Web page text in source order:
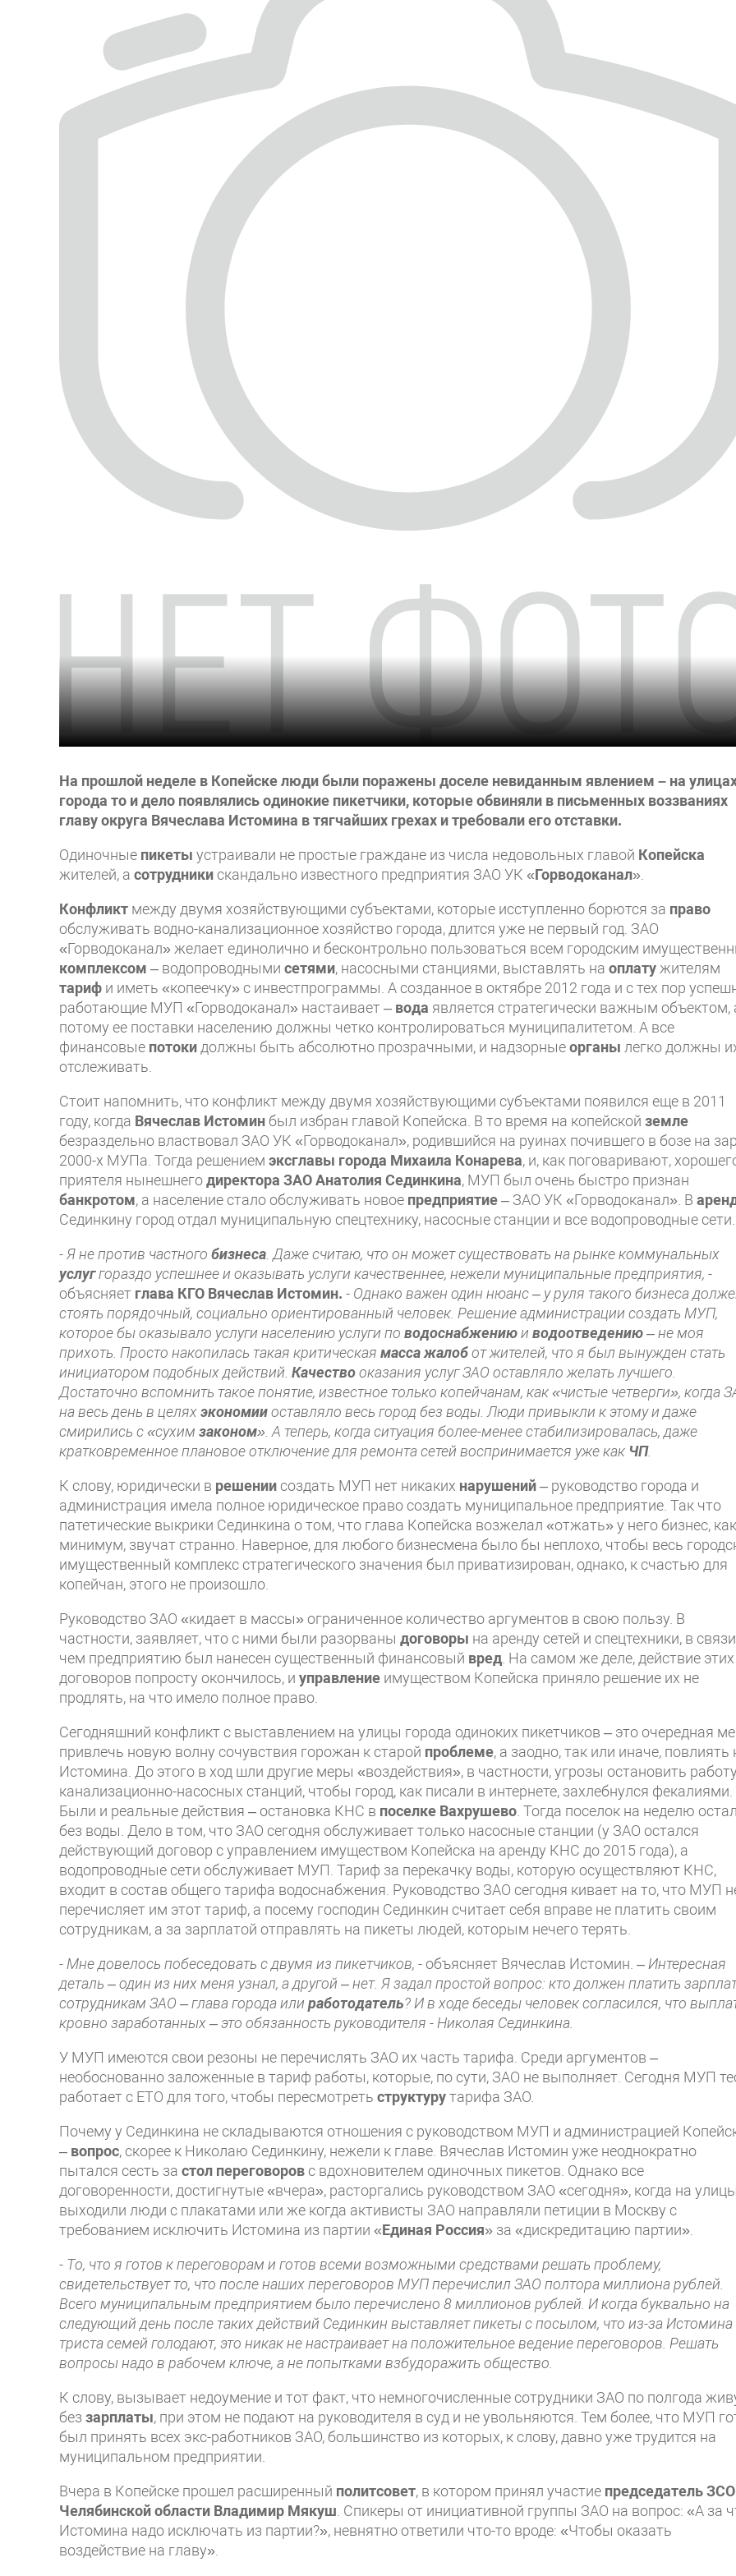
На прошлой неделе в Копейске люди были поражены доселе невиданным явлением – на
города то и дело появлялись одинокие пикетчики, которые обвиняли в письменных воззваниях
главу округа Вячеслава Истомина в тягчайших грехах и требовали его отставки.
Одиночные пикеты устраивали не простые граждане из числа недовольных главой Копейска
жителей, а сотрудники скандально известного предприятия ЗАО УК «Горводоканал».
Конфликт между двумя хозяйствующими субъектами, которые исступленно борются за право
обслуживать водно-канализационное хозяйство города, длится уже не первый год. ЗАО
«Горводоканал» желает единолично и бесконтрольно пользоваться всем городским
комплексом – водопроводными сетями, насосными станциями, выставлять на оплатужителям
тариф и иметь «копеечку» с инвестпрограммы. А созданное в октябре 2012 года и с тех пор
работающие МУП «Горводоканал» настаивает – вода является стратегически важным объектом,
потому ее поставки населению должны четко контролироваться муниципалитетом. А все
финансовые потокидолжны быть абсолютно прозрачными, и надзорныеорганы легко должны
отслеживать.
Стоит напомнить, что конфликт между двумя хозяйствующими субъектами появился еще в 2011
году, когда Вячеслав Истомин был избран главой Копейска. В то время на копейской земле
безраздельно властвовал ЗАО УК «Горводоканал», родившийся на руинах почившего в бозе на
2000-х МУПа. Тогда решением эксглавы города Михаила Конарева, и, как поговаривают,
приятеля нынешнегодиректора ЗАО Анатолия Сединкина, МУП был очень быстро признан
банкротом, а население стало обслуживать новое предприятие– ЗАО УК «Горводоканал». В
Сединкину город отдал муниципальную спецтехнику, насосные станции и все водопроводные сети.
- Я не против частного бизнеса. Даже считаю, что он может существовать на рынке коммунальных
услуггораздо успешнее и оказывать услуги качественнее, нежели муниципальные предприятия, -
объясняет глава КГО Вячеслав Истомин. - Однако важен один нюанс – у руля такого бизнеса
стоять порядочный, социально ориентированный человек. Решение администрации создать МУП,
которое бы оказывало услуги населению услуги по водоснабжениюи водоотведению– не моя
прихоть. Просто накопилась такая критическая масса жалобот жителей, что я был вынужден стать
инициатором подобных действий. Качествооказания услуг ЗАО оставляло желать лучшего.
Достаточно вспомнить такое понятие, известное только копейчанам, как «чистые четверги», когда
на весь день в целяхэкономииоставляло весь город без воды. Люди привыкли к этому и даже
смирились с «сухим законом». А теперь, когда ситуация более-менее стабилизировалась, даже
кратковременное плановое отключение для ремонта сетей воспринимается уже как ЧП.
К слову, юридически в решении создать МУП нет никаких нарушений– руководство города и
администрация имела полное юридическое право создать муниципальное предприятие. Так что
патетические выкрики Сединкина о том, что глава Копейска возжелал «отжать» у него бизнес, как
минимум, звучат странно. Наверное, для любого бизнесмена было бы неплохо, чтобы весь
имущественный комплекс стратегического значения был приватизирован, однако, к счастью для
копейчан, этого не произошло.
Руководство ЗАО «кидает в массы» ограниченное количество аргументов в свою пользу. В
частности, заявляет, что с ними были разорваны договоры на аренду сетей и спецтехники, в
чем предприятию был нанесен существенный финансовый вред. На самом же деле, действие этих
договоров попросту окончилось, и управление имуществом Копейска приняло решение их не
продлять, на что имело полное право.
Сегодняшний конфликт с выставлением на улицы города одиноких пикетчиков – это очередная
привлечь новую волну сочувствия горожан к старой проблеме, а заодно, так или иначе, повлиять
Истомина. До этого в ход шли другие меры «воздействия», в частности, угрозы остановить работу
канализационно-насосных станций, чтобы город, как писали в интернете, захлебнулся фекалиями.
Были и реальные действия – остановка КНС в поселке Вахрушево. Тогда поселок на неделю
без воды. Дело в том, что ЗАО сегодня обслуживает только насосные станции (у ЗАО остался
действующий договор с управлением имуществом Копейска на аренду КНС до 2015 года), а
водопроводные сети обслуживает МУП. Тариф за перекачку воды, которую осуществляют КНС,
входит в состав общего тарифа водоснабжения. Руководство ЗАО сегодня кивает на то, что МУП
перечисляет им этот тариф, а посему господин Сединкин считает себя вправе не платить своим
сотрудникам, а за зарплатой отправлять на пикеты людей, которым нечего терять.
- Мне довелось побеседовать с двумя из пикетчиков, - объясняет Вячеслав Истомин. –Интересная
деталь – один из них меня узнал, а другой – нет. Я задал простой вопрос: кто должен платить
сотрудникам ЗАО – глава города или работодатель? И в ходе беседы человек согласился, что
кровно заработанных – это обязанность руководителя - Николая Сединкина.
У МУП имеются свои резоны не перечислять ЗАО их часть тарифа. Среди аргументов –
необоснованно заложенные в тариф работы, которые, по сути, ЗАО не выполняет. Сегодня МУП
работает с ЕТО для того, чтобы пересмотреть структурутарифа ЗАО.
Почему у Сединкина не складываются отношения с руководством МУП и администрацией
– вопрос, скорее к Николаю Сединкину, нежели к главе. Вячеслав Истомин уже неоднократно
пытался сесть за стол переговоров с вдохновителем одиночных пикетов. Однако все
договоренности, достигнутые «вчера», расторгались руководством ЗАО «сегодня», когда на улицы
выходили люди с плакатами или же когда активисты ЗАО направляли петиции в Москву с
требованием исключить Истомина из партии «Единая Россия» за «дискредитацию партии».
- То, что я готов к переговорам и готов всеми возможными средствами решать проблему,
свидетельствует то, что после наших переговоров МУП перечислил ЗАО полтора миллиона рублей.
Всего муниципальным предприятием было перечислено 8 миллионов рублей. И когда буквально на
следующий день после таких действий Сединкин выставляет пикеты с посылом, что из-за Истомина
триста семей голодают, это никак не настраивает на положительное ведение переговоров. Решать
вопросы надо в рабочем ключе, а не попытками взбудоражить общество.
К слову, вызывает недоумение и тот факт, что немногочисленные сотрудники ЗАО по полгода
без зарплаты, при этом не подают на руководителя в суд и не увольняются. Тем более, что МУП
был принять всех экс-работников ЗАО, большинство из которых, к слову, давно уже трудится на
муниципальном предприятии.
Вчера в Копейске прошел расширенный политсовет, в котором принял участие председатель ЗСО
Челябинской области Владимир Мякуш. Спикеры от инициативной группы ЗАО на вопрос: «А за
Истомина надо исключать из партии?», невнятно ответили что-то вроде: «Чтобы оказать
воздействие на главу».